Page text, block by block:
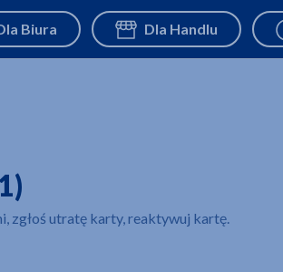
zgłoś utratę karty, reaktywuj kartę.